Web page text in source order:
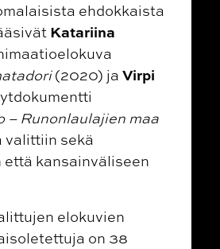
ehdokkaista
Katariina
(2020) ja Virpi
– Runonlaulajien maa
valittiin sekä
että kansainväliseen
elokuvien
on 38